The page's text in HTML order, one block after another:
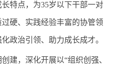
特点，为35岁以下干部一对
硬、实践经验丰富的协管领
政治引领、助力成长成才。
，深化开展以“组织创强、